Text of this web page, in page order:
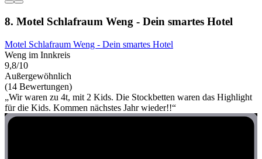
8. Motel Schlafraum Weng - Dein smartes Hotel
Motel Schlafraum Weng - Dein smartes Hotel
Weng im Innkreis
9,8/10
Außergewöhnlich
(14 Bewertungen)
„Wir waren zu 4t, mit 2 Kids. Die Stockbetten waren das Highlight
für die Kids. Kommen nächstes Jahr wieder!!“